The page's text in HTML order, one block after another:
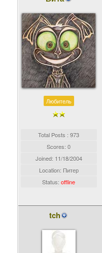
Любитель
Total Posts : 973
Scores: 0
Joined: 11/18/2004
Location: Питер
Status:offline
tch